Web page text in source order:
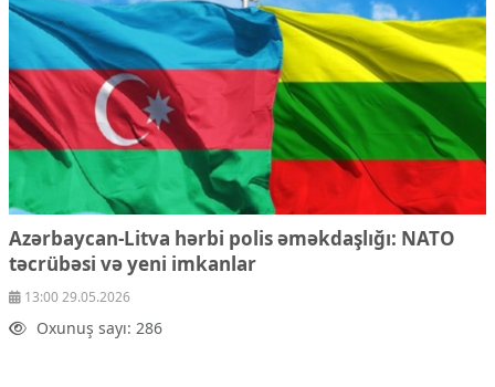
Azərbaycan-Litva hərbi polis əməkdaşlığı: NATO
təcrübəsi və yeni imkanlar
13:00 29.05.2026
Oxunuş sayı: 286